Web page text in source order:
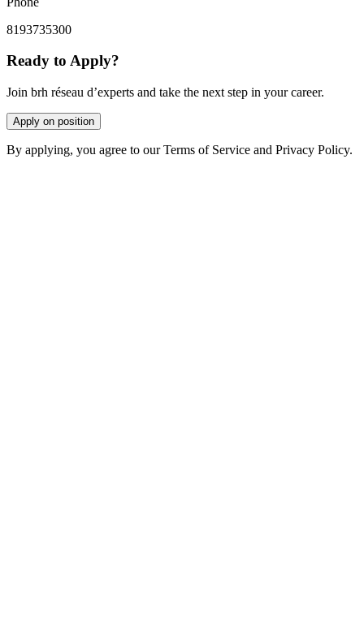
8193735300
Ready to Apply?
Join brh réseau d’experts and take the next step in your career.
Apply on position
By applying, you agree to our Terms of Service and Privacy Policy.